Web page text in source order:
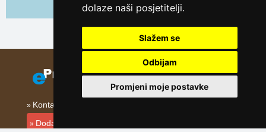
dolaze naši posjetitelji.
Slažem se
Odbijam
Promjeni moje postavke
Leaflet| ©OpenStreetMap
Kontakt
Dodati smještajni objekt